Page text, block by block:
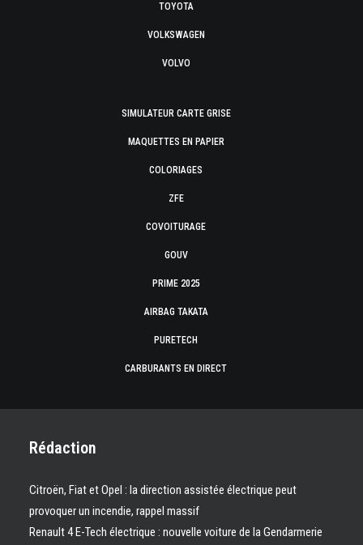
TOYOTA
VOLKSWAGEN
VOLVO
SIMULATEUR CARTE GRISE
MAQUETTES EN PAPIER
COLORIAGES
ZFE
COVOITURAGE
GOUV
PRIME 2025
AIRBAG TAKATA
PURETECH
CARBURANTS EN DIRECT
Rédaction
Citroën, Fiat et Opel : la direction assistée électrique peut
provoquer un incendie, rappel massif
Renault 4 E-Tech électrique : nouvelle voiture de la Gendarmerie